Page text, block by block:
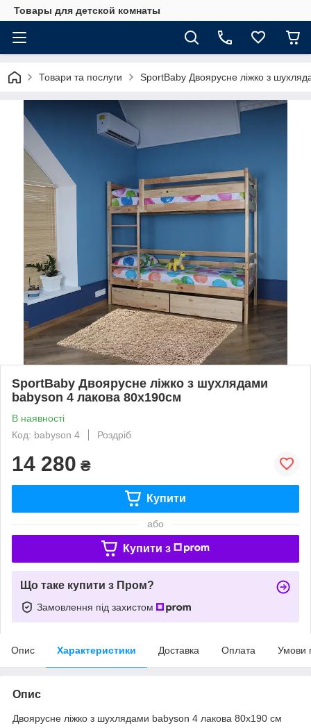
Товары для детской комнаты
Товари та послуги SportBaby Двоярусне ліжко з
SportBaby Двоярусне ліжко з шухлядами
babyson 4 лакова 80x190см
В наявності
Код: babyson 4
Роздріб
14 280 ₴
Купити
або
Купити з
Що таке купити з Пром?
Замовлення під захистом
Опис Характеристики Доставка Оплата Умови
Опис
Двоярусне ліжко з шухлядами babyson 4 лакова 80x190 см